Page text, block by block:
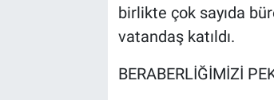
birlikte çok sayıda
vatandaş katıldı.
BERABERLİĞİMİZİ